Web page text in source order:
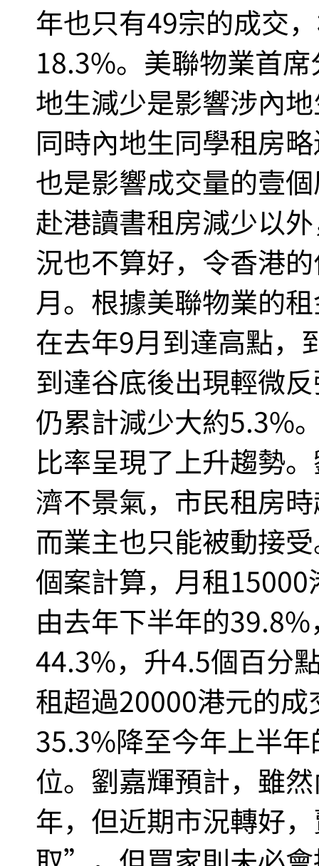
年也只有49宗的成交
18.3%。美聯物業首
地生減少是影響涉內
同時內地生同學租房
也是影響成交量的壹
赴港讀書租房減少以
況也不算好，令香港
月。根據美聯物業的
在去年9月到達高點，
到達谷底後出現輕微
仍累計減少大約5.3%
比率呈現了上升趨勢
濟不景氣，市民租房
而業主也只能被動接
個案計算，月租
由去年下半年的
44.3%，升4.5個百分
租超過20000港元的
35.3%降至今年上半
位。劉嘉輝預計，雖
年，但近期市況轉好